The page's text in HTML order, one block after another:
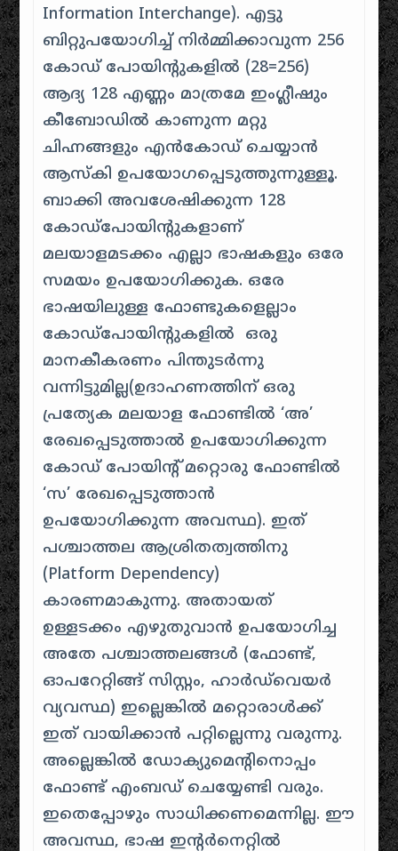
Information Interchange). എട്ടു
ബിറ്റുപയോഗിച്ച് നിർമ്മിക്കാവുന്ന 256
കോഡ് പോയിന്റുകളിൽ (28=256)
ആദ്യ 128 എണ്ണം മാത്രമേ ഇംഗ്ലീഷും
കീബോഡിൽ കാണുന്ന മറ്റു
ചിഹ്നങ്ങളും എൻകോഡ് ചെയ്യാൻ
ആസ്കി ഉപയോഗപ്പെടുത്തുന്നുള്ളൂ.
ബാക്കി അവശേഷിക്കുന്ന 128
കോഡ്പോയിന്റുകളാണ്
മലയാളമടക്കം എല്ലാ ഭാഷകളും ഒരേ
സമയം ഉപയോഗിക്കുക. ഒരേ
ഭാഷയിലുള്ള ഫോണ്ടുകളെല്ലാം
കോഡ്‌പോയിന്റുകളിൽ ഒരു
മാനകീകരണം പിന്തുടർന്നു
വന്നിട്ടുമില്ല(ഉദാഹണത്തിന് ഒരു
പ്രത്യേക മലയാള ഫോണ്ടിൽ ‘അ’
രേഖപ്പെടുത്താൽ ഉപയോഗിക്കുന്ന
കോഡ് പോയിന്റ് മറ്റൊരു ഫോണ്ടിൽ
‘സ’ രേഖപ്പെടുത്താൻ
ഉപയോഗിക്കുന്ന അവസ്ഥ). ഇത്
പശ്ചാത്തല ആശ്രിതത്വത്തിനു
(Platform Dependency)
കാരണമാകുന്നു. അതായത്
ഉള്ളടക്കം എഴുതുവാൻ ഉപയോഗിച്ച
അതേ പശ്ചാത്തലങ്ങൾ (ഫോണ്ട്,
ഓപറേറ്റിങ്ങ് സിസ്റ്റം, ഹാർഡ്‌വെയർ
വ്യവസ്ഥ) ഇല്ലെങ്കിൽ മറ്റൊരാൾക്ക്
ഇത് വായിക്കാൻ പറ്റില്ലെന്നു വരുന്നു.
അല്ലെങ്കിൽ ഡോക്യുമെന്റിനൊപ്പം
ഫോണ്ട് എംബഡ് ചെയ്യേണ്ടി വരും.
ഇതെപ്പോഴും സാധിക്കണമെന്നില്ല. ഈ
അവസ്ഥ, ഭാഷ ഇന്റർനെറ്റിൽ